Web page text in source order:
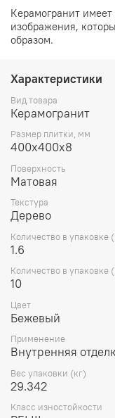
Керамогранит
изображения,
образом.
Характеристики
Вид товара
Керамогранит
Размер плитки, мм
400х400х8
Поверхность
Матовая
Текстура
Дерево
Количество в упаковке
1.6
Количество в упаковке
10
Цвет
Бежевый
Применение
Внутренняя
Вес упаковки (кг)
29.342
Класс изностойкости